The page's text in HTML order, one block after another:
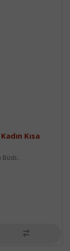
Kısa
Büsti..